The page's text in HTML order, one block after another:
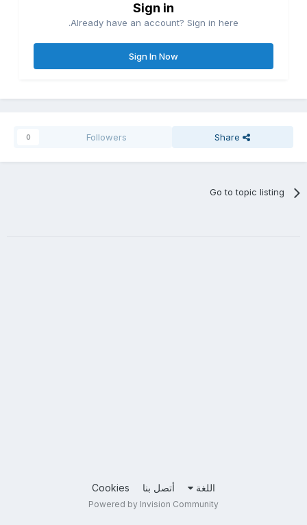
Sign in
Already have an account? Sign in here.
Sign In Now
Share
Followers
0
Go to topic listing
اللغة أتصل بنا Cookies
Powered by Invision Community